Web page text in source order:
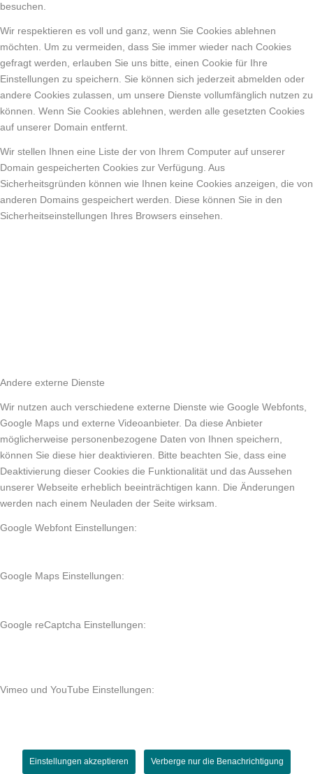
besuchen.
Wir respektieren es voll und ganz, wenn Sie Cookies ablehnen
möchten. Um zu vermeiden, dass Sie immer wieder nach Cookies
gefragt werden, erlauben Sie uns bitte, einen Cookie für Ihre
Einstellungen zu speichern. Sie können sich jederzeit abmelden oder
andere Cookies zulassen, um unsere Dienste vollumfänglich nutzen zu
können. Wenn Sie Cookies ablehnen, werden alle gesetzten Cookies
auf unserer Domain entfernt.
Wir stellen Ihnen eine Liste der von Ihrem Computer auf unserer
Domain gespeicherten Cookies zur Verfügung. Aus
Sicherheitsgründen können wie Ihnen keine Cookies anzeigen, die von
anderen Domains gespeichert werden. Diese können Sie in den
Sicherheitseinstellungen Ihres Browsers einsehen.
Andere externe Dienste
Wir nutzen auch verschiedene externe Dienste wie Google Webfonts,
Google Maps und externe Videoanbieter. Da diese Anbieter
möglicherweise personenbezogene Daten von Ihnen speichern,
können Sie diese hier deaktivieren. Bitte beachten Sie, dass eine
Deaktivierung dieser Cookies die Funktionalität und das Aussehen
unserer Webseite erheblich beeinträchtigen kann. Die Änderungen
werden nach einem Neuladen der Seite wirksam.
Google Webfont Einstellungen:
Google Maps Einstellungen:
Google reCaptcha Einstellungen:
Vimeo und YouTube Einstellungen:
Einstellungen akzeptieren Verberge nur die Benachrichtigung